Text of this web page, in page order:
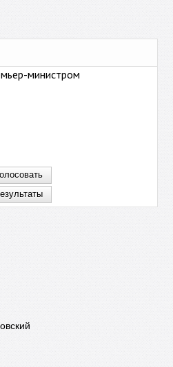
министром